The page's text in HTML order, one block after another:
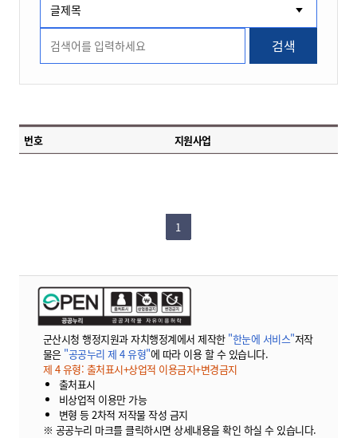
검색
번호 지원사업
1
군산시청 행정지원과 자치행정계에서 제작한 "한눈에 서비스"저작
물은 "공공누리 제 4 유형"에 따라 이용 할 수 있습니다.
제 4 유형: 출처표시+상업적 이용금지+변경금지
출처표시
비상업적 이용만 가능
변형 등 2차적 저작물 작성 금지
※ 공공누리 마크를 클릭하시면 상세내용을 확인 하실 수 있습니다.